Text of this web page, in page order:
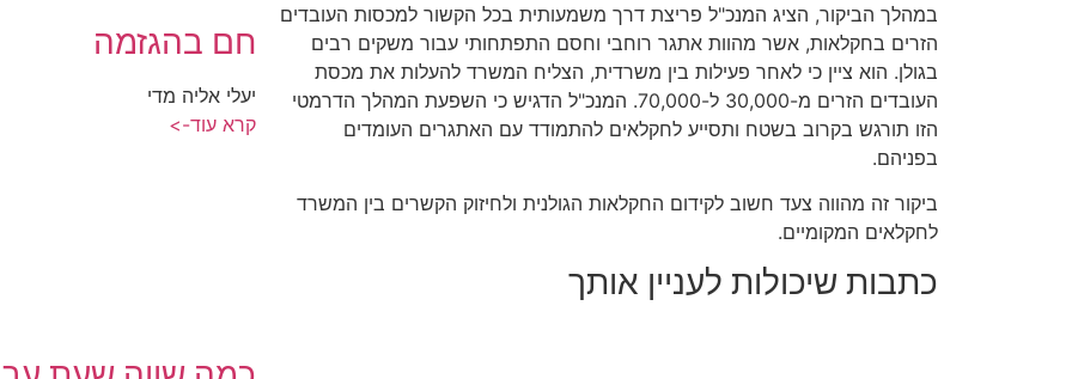
במהלך הביקור, הציג המנכ"ל פריצת דרך משמעותית בכל הקשור למכסות העובדים
הזרים בחקלאות, אשר מהוות אתגר רוחבי וחסם התפתחותי עבור משקים רבים
בגולן. הוא ציין כי לאחר פעילות בין משרדית, הצליח המשרד להעלות את מכסת
העובדים הזרים מ-30,000 ל-70,000. המנכ"ל הדגיש כי השפעת המהלך הדרמטי
הזו תורגש בקרוב בשטח ותסייע לחקלאים להתמודד עם האתגרים העומדים
בפניהם.
ביקור זה מהווה צעד חשוב לקידום החקלאות הגולנית ולחיזוק הקשרים בין המשרד
לחקלאים המקומיים.
כתבות שיכולות לעניין אותך
חם בהגזמה
יעלי אליה מדי
קרא עוד->